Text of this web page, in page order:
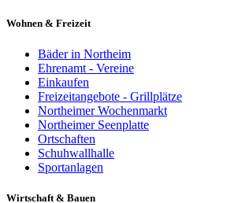
Wohnen & Freizeit
Bäder in Northeim
Ehrenamt - Vereine
Einkaufen
Freizeitangebote - Grillplätze
Northeimer Wochenmarkt
Northeimer Seenplatte
Ortschaften
Schuhwallhalle
Sportanlagen
Wirtschaft & Bauen